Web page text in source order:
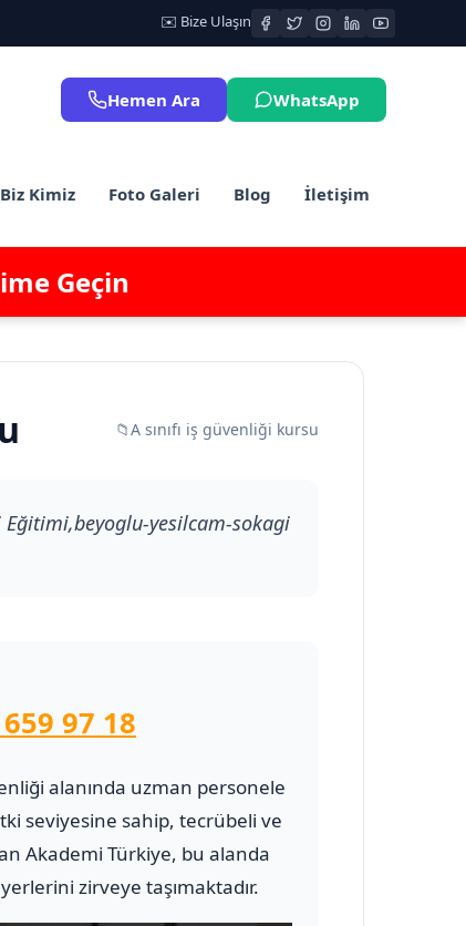
✉️ Bize Ulaşın
Biz Kimiz Foto Galeri Blog İletişim
Hemen Ara WhatsApp
Geçin
📁A sınıfı iş güvenliği kursu
Eğitimi,beyoglu-yesilcam-sokagi
97 18
alanında uzman personele
seviyesine sahip, tecrübeli ve
Akademi Türkiye, bu alanda
zirveye taşımaktadır.